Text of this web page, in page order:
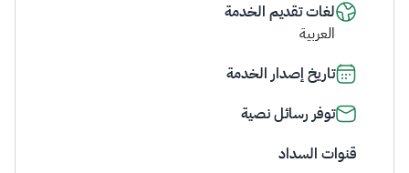
لغات تقديم الخدمة
العربية
تاريخ إصدار الخدمة
توفر رسائل نصية
قنوات السداد